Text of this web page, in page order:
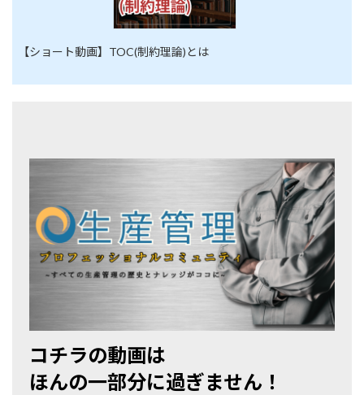
【ショート動画】TOC(制約理論)とは
コチラの動画は
ほんの一部分に過ぎません！